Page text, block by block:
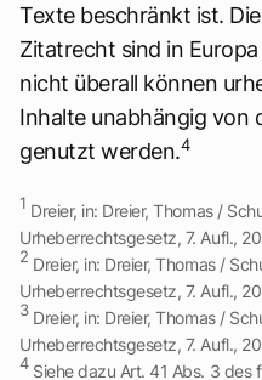
Texte beschränkt ist.
Zitatrecht sind in
nicht überall können
Inhalte unabhängig von
genutzt werden.4
1 Dreier, in: Dreier, Thomas /
Urheberrechtsgesetz, 7. Aufl.,
2 Dreier, in: Dreier, Thomas /
Urheberrechtsgesetz, 7. Aufl.,
3Dreier, in: Dreier, Thomas /
Urheberrechtsgesetz, 7. Aufl.,
4Siehe dazu Art. 41 Abs. 3 des